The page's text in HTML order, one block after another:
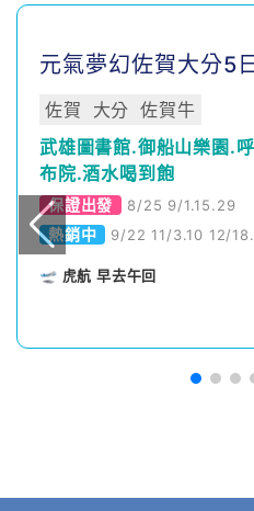
元氣夢幻佐賀大分5日
佐賀 大分 佐賀牛
武雄圖書館.御船山樂園.
布院.酒水喝到飽
保證出發 8/25 9/1.15.29
熱銷中 9/22 11/
🛫 虎航 早去午回